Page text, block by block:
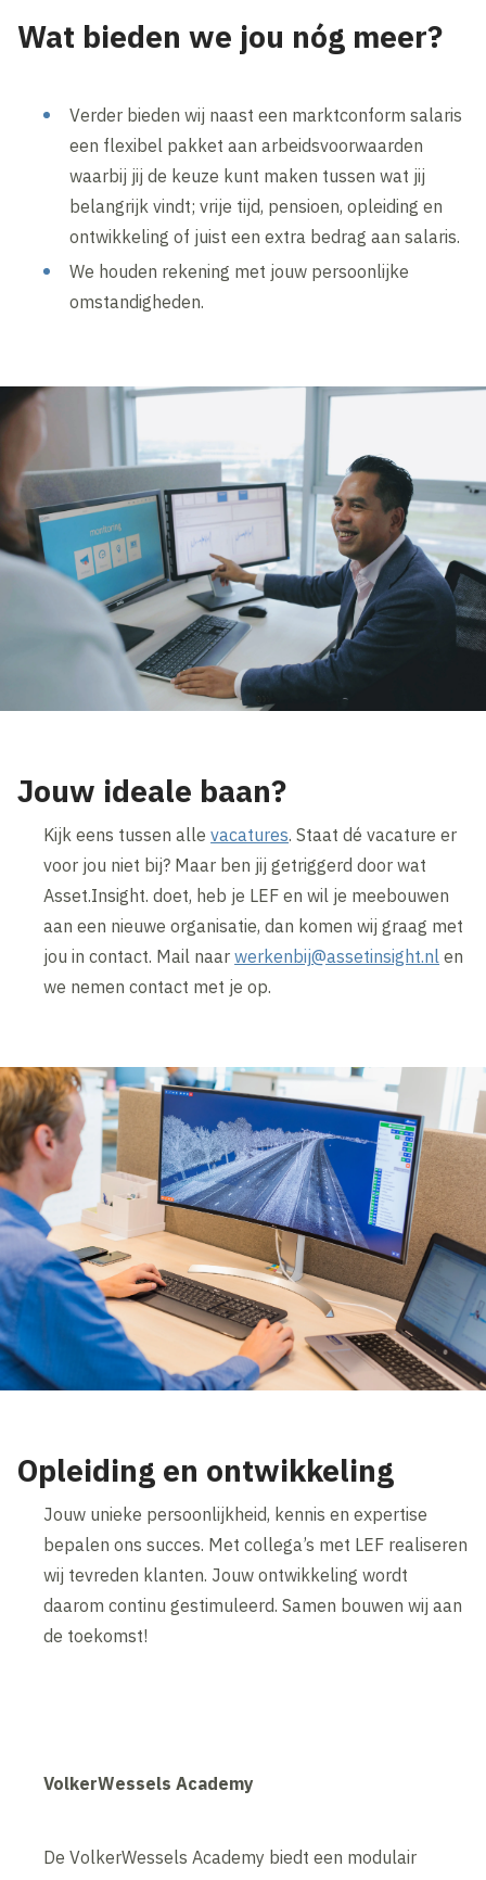
Wat bieden we jou nóg meer?
Verder bieden wij naast een marktconform salaris
een flexibel pakket aan arbeidsvoorwaarden
waarbij jij de keuze kunt maken tussen wat jij
belangrijk vindt; vrije tijd, pensioen, opleiding en
ontwikkeling of juist een extra bedrag aan salaris.
We houden rekening met jouw persoonlijke
omstandigheden.
Jouw ideale baan?
Kijk eens tussen allevacatures. Staat dé vacature er
voor jou niet bij? Maar ben jij getriggerd door wat
Asset.Insight. doet, heb je LEF en wil je meebouwen
aan een nieuwe organisatie, dan komen wij graag met
jou in contact. Mail naarwerkenbij@assetinsight.nl en
we nemen contact met je op.
Opleiding en ontwikkeling
Jouw unieke persoonlijkheid, kennis en expertise
bepalen ons succes. Met collega’s met LEF realiseren
wij tevreden klanten. Jouw ontwikkeling wordt
daarom continu gestimuleerd. Samen bouwen wij aan
de toekomst!
VolkerWessels Academy
De VolkerWessels Academy biedt een modulair